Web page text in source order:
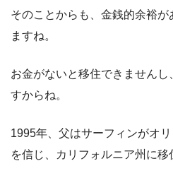
そのことからも、金銭的余裕が
ますね。
お金がないと移住できません
すからね。
1995年、父はサーフィンがオ
を信じ、カリフォルニア州に移